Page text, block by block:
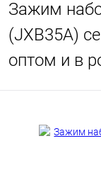
Зажим
(JXB35А)
оптом и в